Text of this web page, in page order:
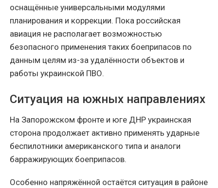
оснащённые универсальными модулями
планирования и коррекции. Пока российская
авиация не располагает возможностью
безопасного применения таких боеприпасов по
данным целям из-за удалённости объектов и
работы украинской ПВО.
Ситуация на южных направлениях
На Запорожском фронте и юге ДНР украинская
сторона продолжает активно применять ударные
беспилотники американского типа и аналоги
барражирующих боеприпасов.
Особенно напряжённой остаётся ситуация в районе